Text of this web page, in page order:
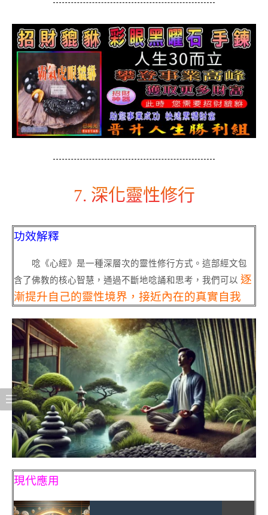
7. 深化靈性修行
功效解釋
唸《心經》是一種深層次的靈性修行方式。這部經文包
含了佛教的核心智慧，通過不斷地唸誦和思考，我們可以 逐
漸提升自己的靈性境界，接近內在的真實自我
現代應用